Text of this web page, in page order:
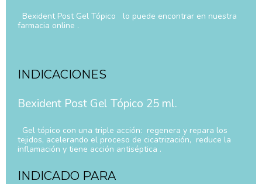
Bexident Post Gel Tópico lo puede encontrar en nuestra
farmacia online .
INDICACIONES
Bexident Post Gel Tópico 25 ml.
Gel tópico con una triple acción: regenera y repara los
tejidos, acelerando el proceso de cicatrización, reduce la
inflamación y tiene acción antiséptica .
INDICADO PARA